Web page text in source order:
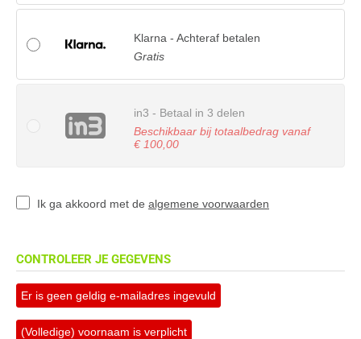
Klarna - Achteraf betalen
Gratis
in3 - Betaal in 3 delen
Beschikbaar bij totaalbedrag vanaf
€ 100,00
Ik ga akkoord met de algemene voorwaarden
CONTROLEER JE GEGEVENS
Er is geen geldig e-mailadres ingevuld
(Volledige) voornaam is verplicht